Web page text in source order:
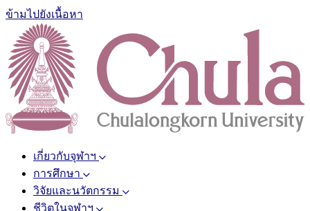
ข้ามไปยังเนื้อหา
เกี่ยวกับจุฬาฯ
การศึกษา
วิจัยและนวัตกรรม
ชีวิตในจุฬาฯ